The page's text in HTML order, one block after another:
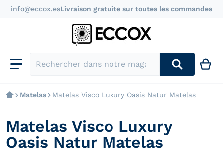
info@eccox.esLivraison gratuite sur toutes les commandes
Rechercher dans notre magasin
Matelas Matelas Visco Luxury Oasis Natur Matelas
Matelas Visco Luxury
Oasis Natur Matelas